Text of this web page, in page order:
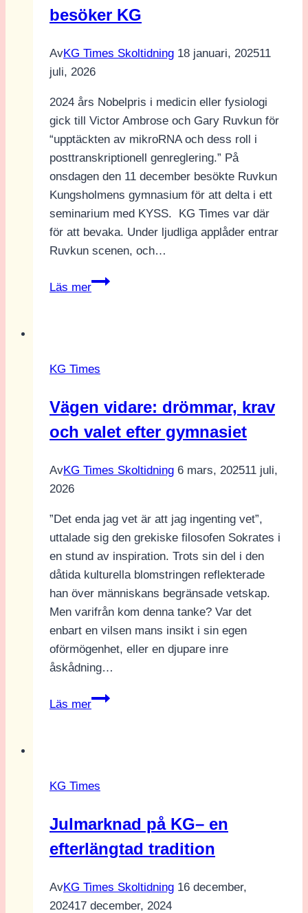
besöker KG
AvKG Times Skoltidning 18 januari, 202511
juli, 2026
2024 års Nobelpris i medicin eller fysiologi
gick till Victor Ambrose och Gary Ruvkun för
“upptäckten av mikroRNA och dess roll i
posttranskriptionell genreglering.” På
onsdagen den 11 december besökte Ruvkun
Kungsholmens gymnasium för att delta i ett
seminarium med KYSS. KG Times var där
för att bevaka. Under ljudliga applåder entrar
Ruvkun scenen, och…
Läs mer
Vetenskap
Nobelpristagare
KG
KG Times
Vägen vidare: drömmar, krav
och valet efter gymnasiet
AvKG Times Skoltidning 6 mars, 202511 juli,
2026
”Det enda jag vet är att jag ingenting vet”,
uttalade sig den grekiske filosofen Sokrates i
en stund av inspiration. Trots sin del i den
dåtida kulturella blomstringen reflekterade
han över människans begränsade vetskap.
Men varifrån kom denna tanke? Var det
enbart en vilsen mans insikt i sin egen
oförmögenhet, eller en djupare inre
åskådning…
Läs mer
Vägen
valet
gymnasiet
KG Times
Julmarknad på KG– en
efterlängtad tradition
AvKG Times Skoltidning 16 december,
202417 december, 2024